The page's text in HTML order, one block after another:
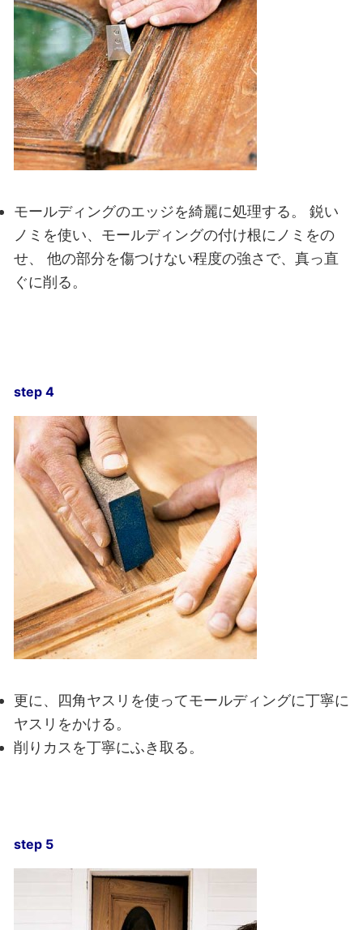
モールディングのエッジを綺麗に処理する。
鋭い
ノミを使い、モールディングの付け根にノミをの
せ、
他の部分を傷つけない程度の強さで、真っ直
ぐに削る。
step 4
更に、四角ヤスリを使ってモールディングに丁寧に
ヤスリをかける。
削りカスを丁寧にふき取る。
step 5